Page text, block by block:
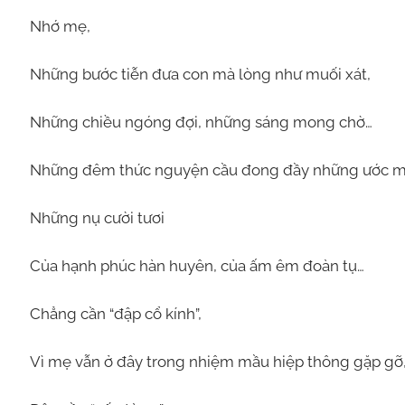
Nhớ mẹ,
Những bước tiễn đưa con mà lòng như muối xát,
Những chiều ngóng đợi, những sáng mong chờ…
Những đêm thức nguyện cầu đong đầy những ước
Những nụ cười tươi
Của hạnh phúc hàn huyên, của ấm êm đoàn tụ…
Chẳng cần “đập cổ kính”,
Vì mẹ vẫn ở đây trong nhiệm mầu hiệp thông gặp